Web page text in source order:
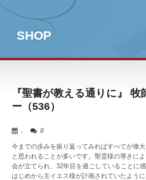
SHOP
『聖書が教える通りに』 牧
ー（536）
. 0
今までの歩みを振り返ってみればすべてが偉
と思われることが多いです。聖霊様の導きに
会が立てられ、32年目を過ごしていることに感
はじめから主イエス様が計画されていたように